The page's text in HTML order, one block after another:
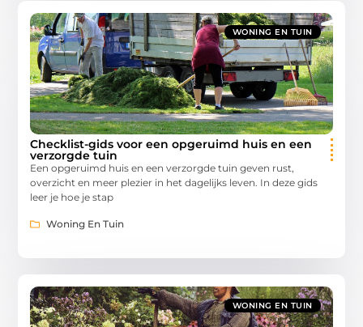
WONING EN TUIN
Checklist-gids voor een opgeruimd huis en een
verzorgde tuin
Een opgeruimd huis en een verzorgde tuin geven rust,
overzicht en meer plezier in het dagelijks leven. In deze gids
leer je hoe je stap
Woning En Tuin
WONING EN TUIN